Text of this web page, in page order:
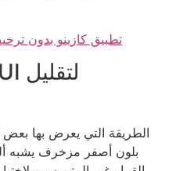
تطبيق كازينو بدون
الطريقة التي يعرض بها
بلون أصفر مزخرف يشبه